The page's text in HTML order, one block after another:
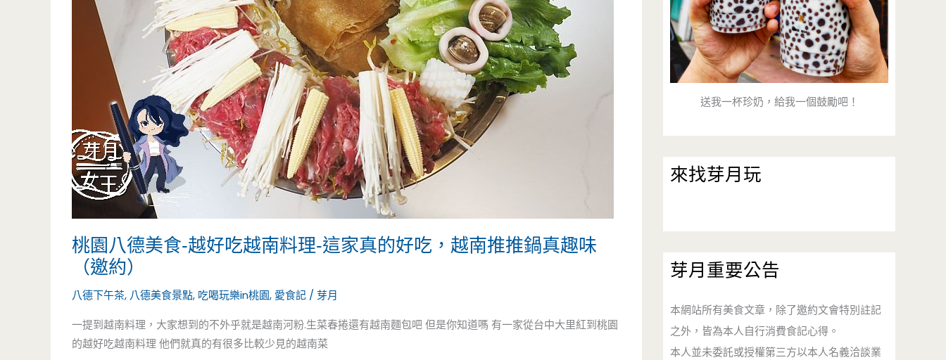
壢
法
式
點
的
天
花
桃園八德美食-越好吃越南料理-這家真的好吃，越南推推鍋真趣味
（邀約）
八德下午茶, 八德美食景點, 吃喝玩樂in桃園, 愛食記 /芽月
一提到越南料理，大家想到的不外乎就是越南河粉.生菜春捲還有越南麵包吧 但是你知道嗎 有一家從台中大里紅到桃園
的越好吃越南料理 他們就真的有很多比較少見的越南菜
送我一杯珍奶，給我一個鼓勵吧！
來找芽月玩
芽月重要公告
本網站所有美食文章，除了邀約文會特別註記
之外，皆為本人自行消費食記心得。
本人並未委託或授權第三方以本人名義洽談業